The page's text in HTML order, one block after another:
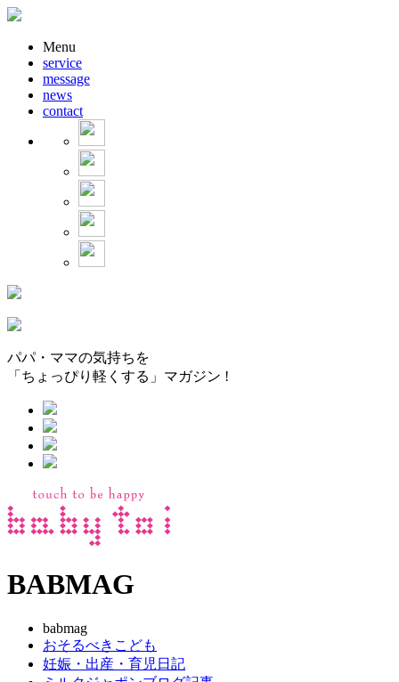
Menu
service
message
news
contact
パパ・ママの気持ちを
「ちょっぴり軽くする」マガジン !
BABMAG
babmag
おそるべきこども
妊娠・出産・育児日記